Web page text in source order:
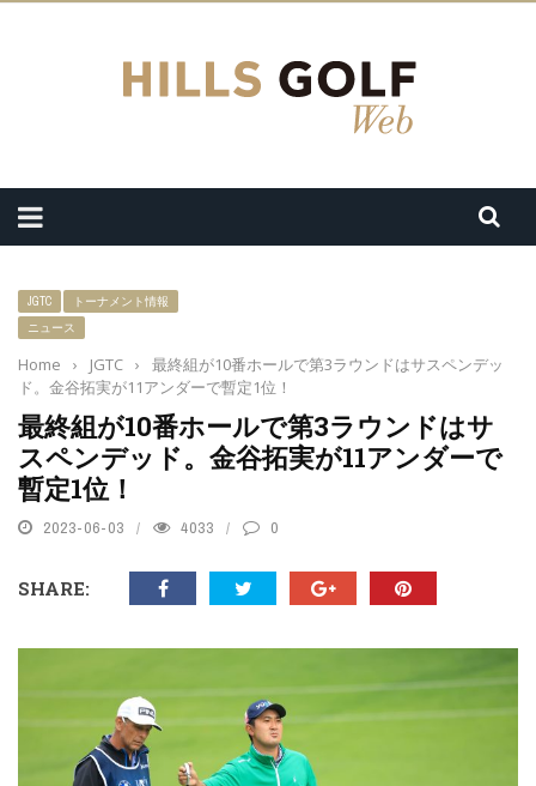
JGTC
トーナメント情報
ニュース
Home › JGTC ›
最終組が10番ホールで第3ラウンドはサスペンデッ
ド。金谷拓実が11アンダーで暫定1位！
最終組が10番ホールで第3ラウンドはサ
スペンデッド。金谷拓実が11アンダーで
暫定1位！
2023-06-03 4033 0
SHARE: